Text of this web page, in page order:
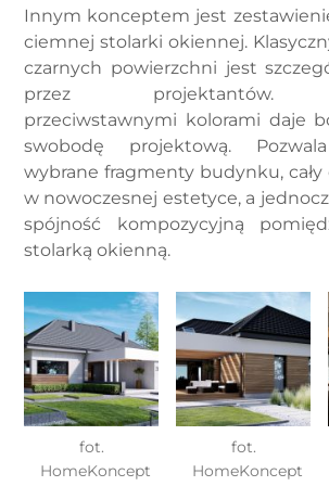
Innym konceptem jest
ciemnej stolarki okiennej.
czarnych powierzchni jest
przez projektantów.
przeciwstawnymi kolorami daje
swobodę projektową.
wybrane fragmenty budynku, cały
w nowoczesnej estetyce, a
spójność kompozycyjną
stolarką okienną.
fot.
HomeKoncept
fot.
HomeKoncept